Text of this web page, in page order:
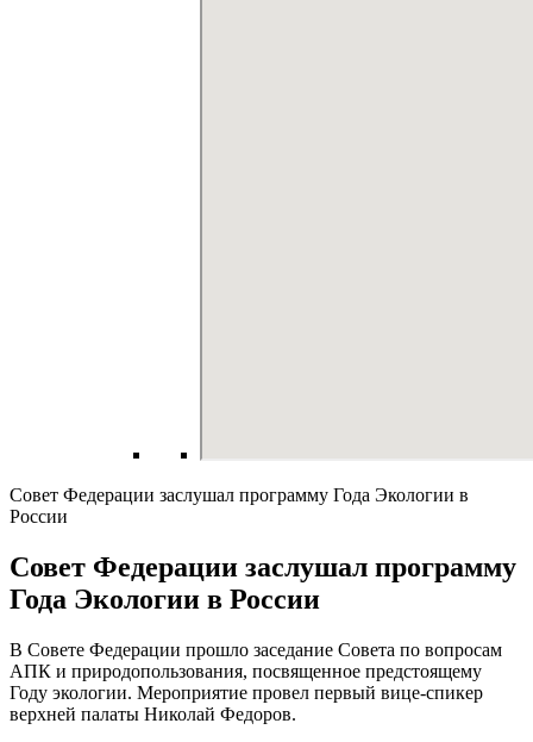
Совет Федерации заслушал программу Года Экологии в
России
Совет Федерации заслушал программу
Года Экологии в России
В Совете Федерации прошло заседание Совета по вопросам
АПК и природопользования, посвященное предстоящему
Году экологии. Мероприятие провел первый вице-спикер
верхней палаты Николай Федоров.